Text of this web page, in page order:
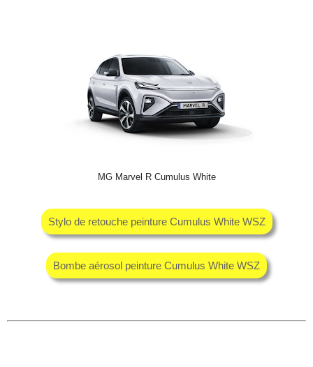
MG Marvel R Cumulus White
Stylo de retouche peinture Cumulus White WSZ
Bombe aérosol peinture Cumulus White WSZ